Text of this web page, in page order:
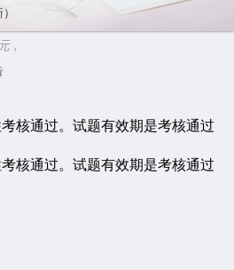
,
核通过。试题有效期是考核通过
核通过。试题有效期是考核通过